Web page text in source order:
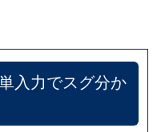
入力でスグ分か